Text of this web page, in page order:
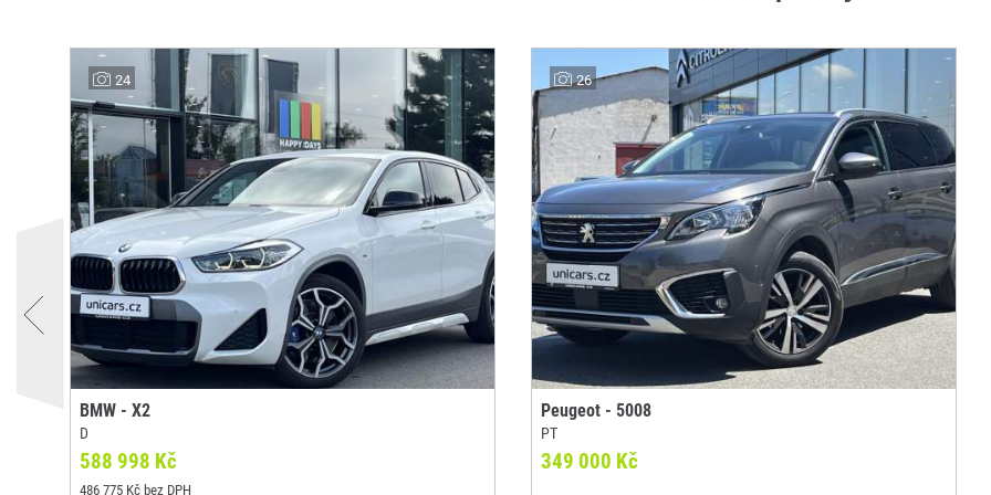
24
BMW - X2
D
588 998 Kč
486 775 Kč bez DPH
26
Peugeot - 5008
PT
349 000 Kč